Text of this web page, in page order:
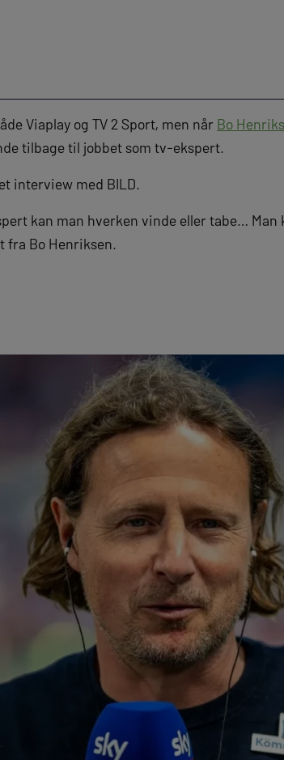
Viaplay og TV 2 Sport, men når Bo
tilbage til jobbet som tv-ekspert.
interview med BILD.
kan man hverken vinde eller tabe…
Bo Henriksen.